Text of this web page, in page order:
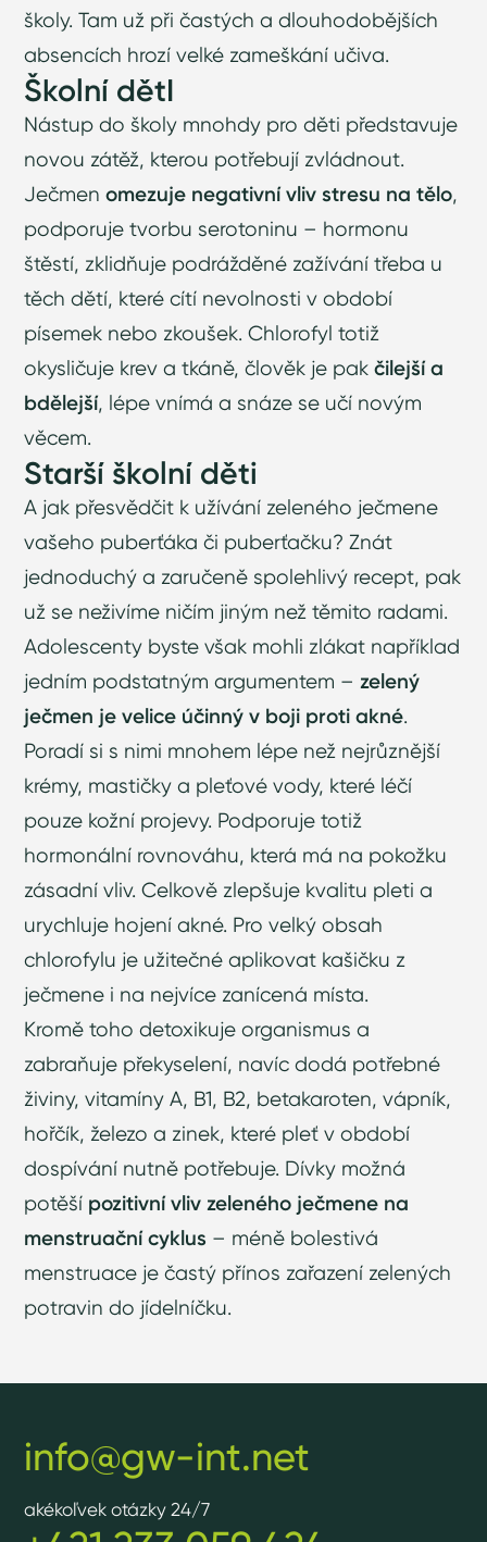
školy. Tam už při častých a dlouhodobějších
absencích hrozí velké zameškání učiva.
Školní dětI
Nástup do školy mnohdy pro děti představuje
novou zátěž, kterou potřebují zvládnout.
Ječmenomezuje negativní vliv stresu na tělo,
podporuje tvorbu serotoninu – hormonu
štěstí, zklidňuje podrážděné zažívání třeba u
těch dětí, které cítí nevolnosti v období
písemek nebo zkoušek. Chlorofyl totiž
okysličuje krev a tkáně, člověk je pakčilejší a
bdělejší, lépe vnímá a snáze se učí novým
věcem.
Starší školní děti
A jak přesvědčit k užívání zeleného ječmene
vašeho puberťáka či puberťačku? Znát
jednoduchý a zaručeně spolehlivý recept, pak
už se neživíme ničím jiným než těmito radami.
Adolescenty byste však mohli zlákat například
jedním podstatným argumentem –zelený
ječmen je velice účinný v boji proti akné.
Poradí si s nimi mnohem lépe než nejrůznější
krémy, mastičky a pleťové vody, které léčí
pouze kožní projevy. Podporuje totiž
hormonální rovnováhu, která má na pokožku
zásadní vliv. Celkově zlepšuje kvalitu pleti a
urychluje hojení akné. Pro velký obsah
chlorofylu je užitečné aplikovat kašičku z
ječmene i na nejvíce zanícená místa.
Kromě toho detoxikuje organismus a
zabraňuje překyselení, navíc dodá potřebné
živiny, vitamíny A, B1, B2, betakaroten, vápník,
hořčík, železo a zinek, které pleť v období
dospívání nutně potřebuje. Dívky možná
potěší pozitivní vliv zeleného ječmene na
menstruační cyklus – méně bolestivá
menstruace je častý přínos zařazení zelených
potravin do jídelníčku.
info@gw-int.net
akékoľvek otázky 24/7